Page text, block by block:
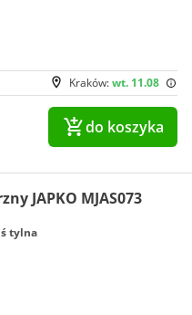
Kraków:wt. 11.08
do koszyka
JAPKO MJAS073
tylna